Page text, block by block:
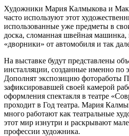
Художники Мария Калмыкова и
часто используют этот
использованные уже предметы в
доска, сломанная швейная
«дворники» от автомобиля и так
На выставке будут представлены
инсталляции, созданные именно по
Дополнят экспозицию фотоработы
зафиксировавшей своей камерой
оформления спектакля в театре
проходит в Год театра. Мария
много работают как театральные
этот мир изнутри и раскрывают
профессии художника.